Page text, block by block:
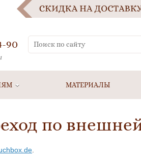
90
МАТЕРИАЛЫ
по